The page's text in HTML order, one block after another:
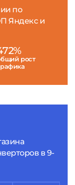
в 9-
по
Яндекс и
рост